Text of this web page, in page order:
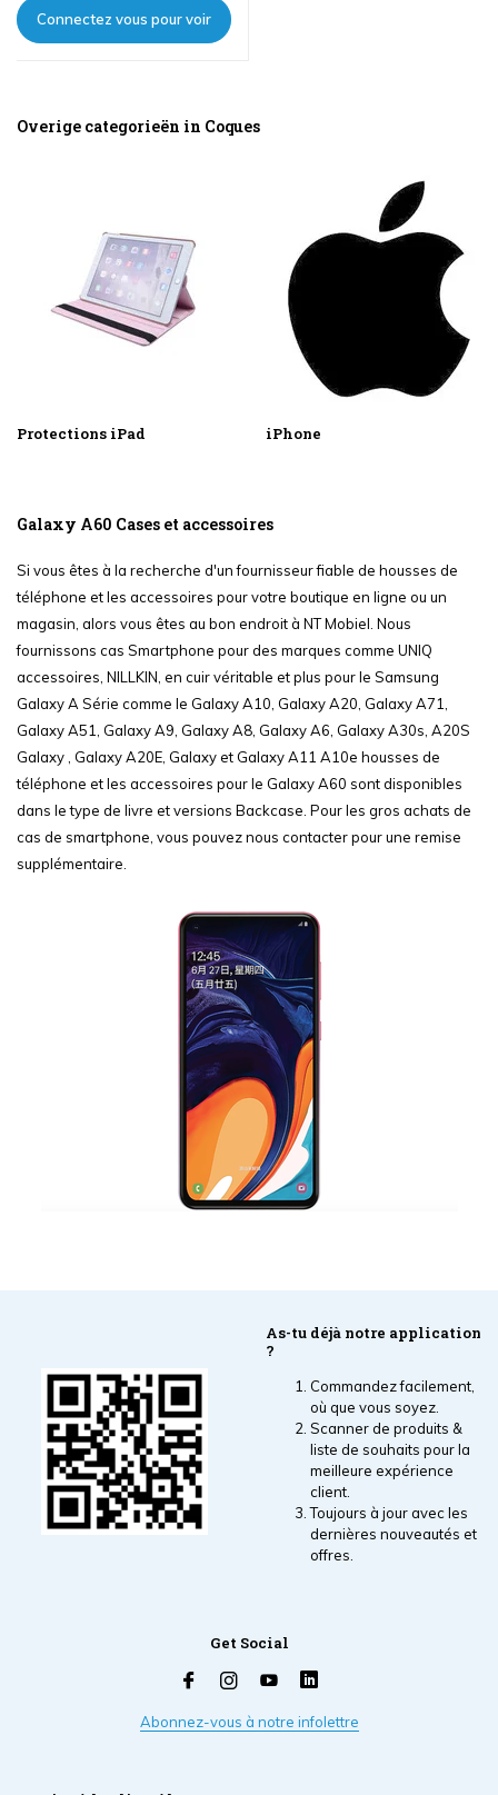
Connectez vous pour voir
Overige categorieën in Coques
Protections iPad iPhone
Galaxy A60 Cases et accessoires
Si vous êtes à la recherche d'un fournisseur fiable de housses de
téléphone et les accessoires pour votre boutique en ligne ou un
magasin, alors vous êtes au bon endroit à NT Mobiel. Nous
fournissons cas Smartphone pour des marques comme UNIQ
accessoires, NILLKIN, en cuir véritable et plus pour le Samsung
Galaxy A Série comme le Galaxy A10, Galaxy A20, Galaxy A71,
Galaxy A51, Galaxy A9, Galaxy A8, Galaxy A6, Galaxy A30s, A20S
Galaxy , Galaxy A20E, Galaxy et Galaxy A11 A10e housses de
téléphone et les accessoires pour le Galaxy A60 sont disponibles
dans le type de livre et versions Backcase. Pour les gros achats de
cas de smartphone, vous pouvez nous contacter pour une remise
supplémentaire.
As-tu déjà notre application
?
Commandez facilement,
où que vous soyez.
Scanner de produits &
liste de souhaits pour la
meilleure expérience
client.
Toujours à jour avec les
dernières nouveautés et
offres.
Get Social
Abonnez-vous à notre infolettre